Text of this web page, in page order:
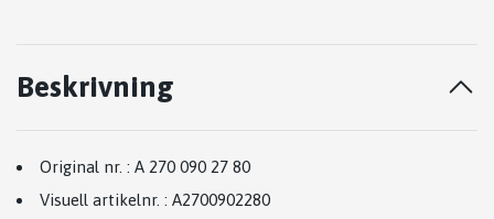
Beskrivning
Original nr. : A 270 090 27 80
Visuell artikelnr. : A2700902280